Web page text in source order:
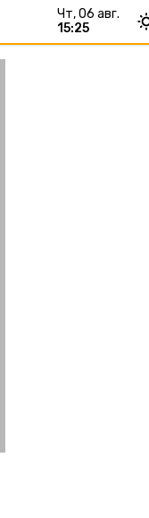
чт, 06 авг.
15:25